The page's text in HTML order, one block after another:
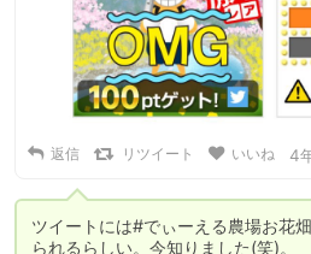
返信 リツイート いいね 4
ツイートには#でぃーえる農場お花
られるらしい。今知りました(笑)。